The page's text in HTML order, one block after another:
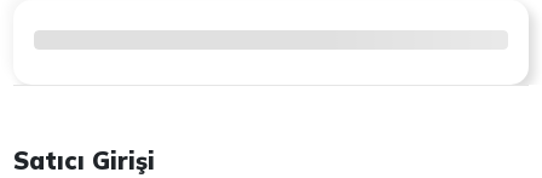
Satıcı Girişi